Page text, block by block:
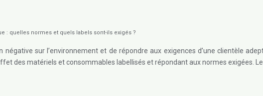
: quelles normes et quels labels sont-ils exigés ?
négative sur l’environnement et de répondre aux exigences d’une clientèle
des matériels et consommables labellisés et répondant aux normes exigées.